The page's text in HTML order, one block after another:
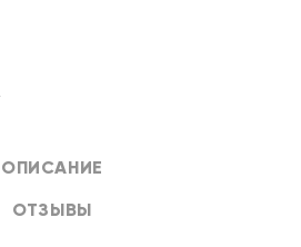
ОПИСАНИЕ
ОТЗЫВЫ